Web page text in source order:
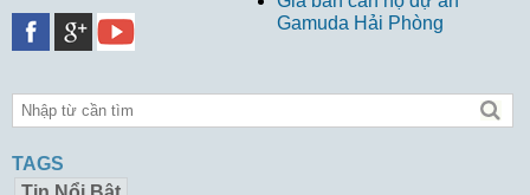
Gamuda Hải Phòng
TAGS